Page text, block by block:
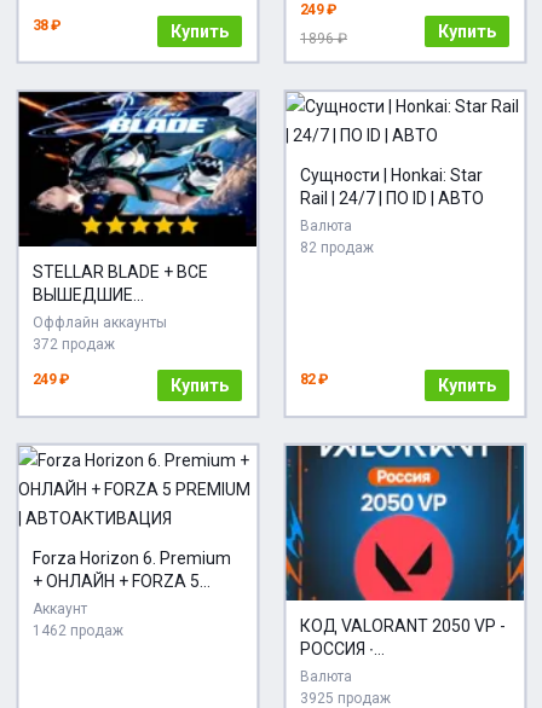
38 ₽ Купить
249 ₽
1896 ₽
Купить
STELLAR BLADE + ВСЕ
ВЫШЕДШИЕ
ДОПОЛНЕНИЯ И
БОНУСЫ・ПОЛНОЕ
Оффлайн аккаунты
372 продаж
249 ₽ Купить
Сущности | Honkai: Star
Rail | 24/7 | ПО ID | АВТО
Валюта
82 продаж
82 ₽ Купить
Forza Horizon 6. Premium
+ ОНЛАЙН + FORZA 5
PREMIUM |
АВТОАКТИВАЦИЯ
Аккаунт
1462 продаж
КОД VALORANT 2050 VP -
РОССИЯ ∙
АВТОДОСТАВКА
Валюта
3925 продаж